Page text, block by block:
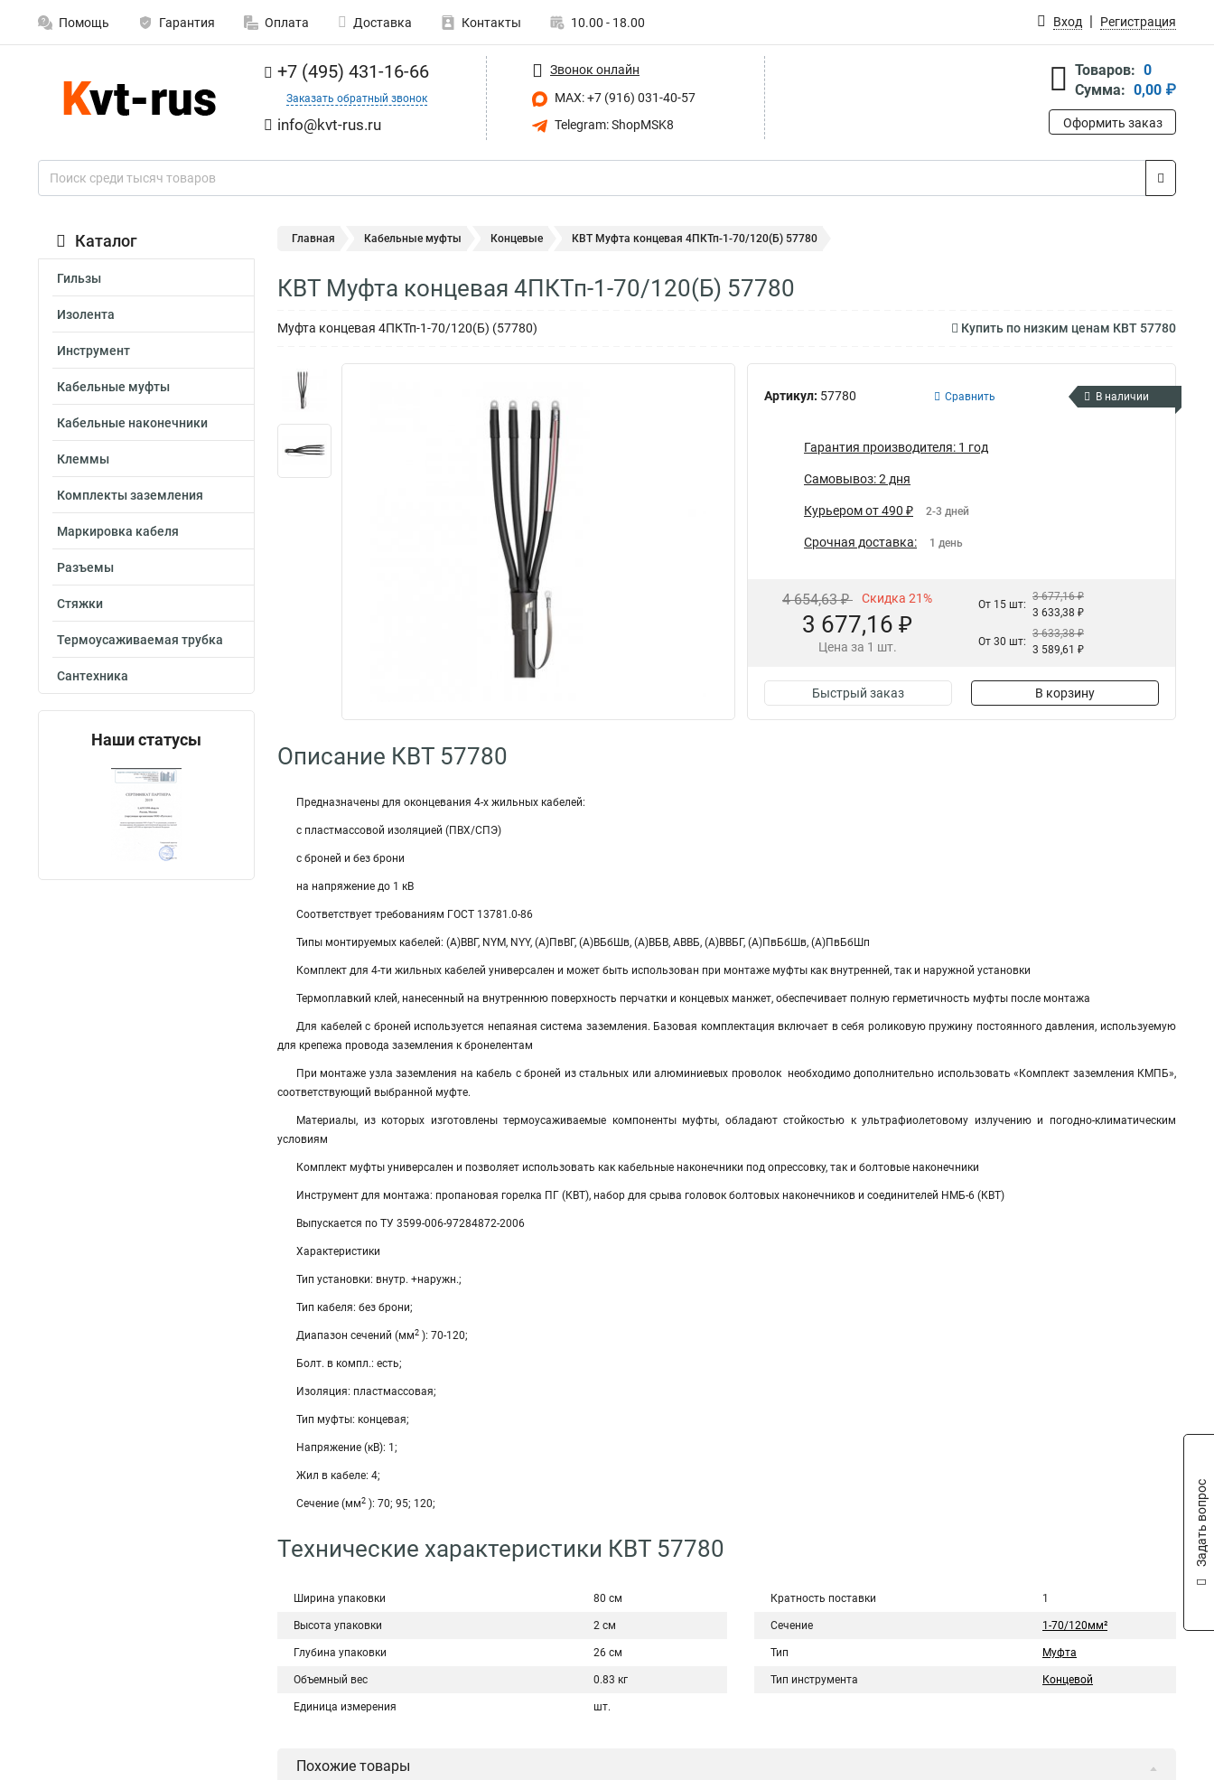
Помощь Гарантия Оплата Доставка Контакты 10.00 - 18.00 Вход Регистрация
+7 (495) 431-16-66
Заказать обратный звонок
info@kvt-rus.ru
Звонок онлайн
MAX: +7 (916) 031-40-57
Telegram: ShopMSK8
Товаров: 0
Сумма: 0,00 ₽
Оформить заказ
Каталог
Гильзы
Изолента
Инструмент
Кабельные муфты
Кабельные наконечники
Клеммы
Комплекты заземления
Маркировка кабеля
Разъемы
Стяжки
Термоусаживаемая трубка
Сантехника
Наши статусы
Главная Кабельные муфты Концевые КВТ Муфта концевая 4ПКТп-1-70/120(Б) 57780
КВТ Муфта концевая 4ПКТп-1-70/120(Б) 57780
Муфта концевая 4ПКТп-1-70/120(Б) (57780) Купить по низким ценам КВТ 57780
Артикул: 57780 Сравнить В наличии
Гарантия производителя: 1 год
Самовывоз: 2 дня
Курьером от 490 ₽ 2-3 дней
Срочная доставка: 1 день
4 654,63 ₽ Скидка 21%
3 677,16 ₽
Цена за 1 шт.
От 15 шт:
3 677,16 ₽
3 633,38 ₽
От 30 шт:
3 633,38 ₽
3 589,61 ₽
Быстрый заказ В корзину
Описание КВТ 57780
Предназначены для оконцевания 4-х жильных кабелей:
с пластмассовой изоляцией (ПВХ/СПЭ)
с броней и без брони
на напряжение до 1 кВ
Соответствует требованиям ГОСТ 13781.0-86
Типы монтируемых кабелей: (А)ВВГ, NYM, NYY, (А)ПвВГ, (А)ВБбШв, (А)ВБВ, АВВБ, (А)ВВБГ, (А)ПвБбШв, (А)ПвБбШп
Комплект для 4-ти жильных кабелей универсален и может быть использован при монтаже муфты как внутренней, так и наружной установки
Термоплавкий клей, нанесенный на внутреннюю поверхность перчатки и концевых манжет, обеспечивает полную герметичность муфты после монтажа
Для кабелей с броней используется непаяная система заземления. Базовая комплектация включает в себя роликовую пружину постоянного давления, используемую
для крепежа провода заземления к бронелентам
При монтаже узла заземления на кабель с броней из стальных или алюминиевых проволок необходимо дополнительно использовать «Комплект заземления КМПБ»,
соответствующий выбранной муфте.
Материалы, из которых изготовлены термоусаживаемые компоненты муфты, обладают стойкостью к ультрафиолетовому излучению и погодно-климатическим
условиям
Комплект муфты универсален и позволяет использовать как кабельные наконечники под опрессовку, так и болтовые наконечники
Инструмент для монтажа: пропановая горелка ПГ (КВТ), набор для срыва головок болтовых наконечников и соединителей НМБ-6 (КВТ)
Выпускается по ТУ 3599-006-97284872-2006
Характеристики
Тип установки: внутр. +наружн.;
Тип кабеля: без брони;
Диапазон сечений (мм2 ): 70-120;
Болт. в компл.: есть;
Изоляция: пластмассовая;
Тип муфты: концевая;
Напряжение (кВ): 1;
Жил в кабеле: 4;
Сечение (мм2 ): 70; 95; 120;
Технические характеристики КВТ 57780
Ширина упаковки 80 см
Высота упаковки 2 см
Глубина упаковки 26 см
Объемный вес 0.83 кг
Единица измерения шт.
Кратность поставки 1
Сечение 1-70/120мм²
Тип Муфта
Тип инструмента Концевой
Похожие товары
Задать вопрос